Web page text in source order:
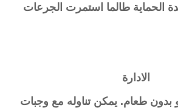
الحماية طالما استمرت الجرعات
الادارة
بدون طعام. يمكن تناوله مع وجبات